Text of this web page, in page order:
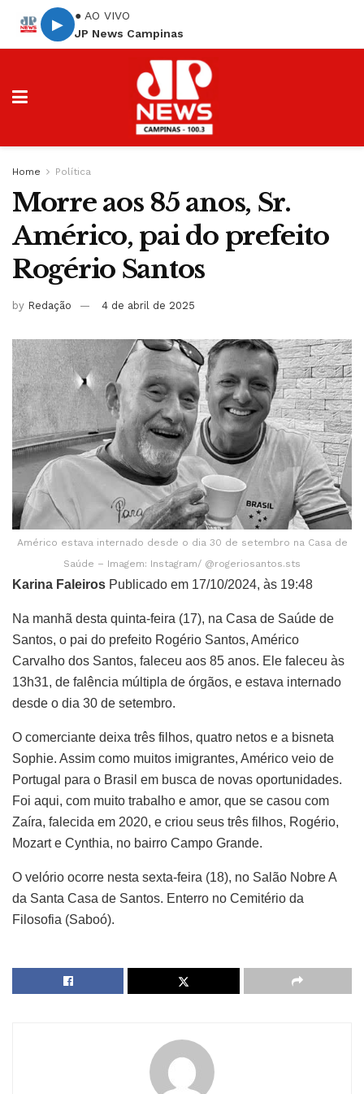
▶
● AO VIVO
JP News Campinas
Home Política
Morre aos 85 anos, Sr.
Américo, pai do prefeito
Rogério Santos
by Redação 4 de abril de 2025
Américo estava internado desde o dia 30 de setembro na Casa de
Saúde – Imagem: Instagram/ @rogeriosantos.sts
Karina Faleiros Publicado em 17/10/2024, às 19:48
Na manhã desta quinta-feira (17), na Casa de Saúde de
Santos, o pai do prefeito Rogério Santos, Américo
Carvalho dos Santos, faleceu aos 85 anos. Ele faleceu às
13h31, de falência múltipla de órgãos, e estava internado
desde o dia 30 de setembro.
O comerciante deixa três filhos, quatro netos e a bisneta
Sophie. Assim como muitos imigrantes, Américo veio de
Portugal para o Brasil em busca de novas oportunidades.
Foi aqui, com muito trabalho e amor, que se casou com
Zaíra, falecida em 2020, e criou seus três filhos, Rogério,
Mozart e Cynthia, no bairro Campo Grande.
O velório ocorre nesta sexta-feira (18), no Salão Nobre A
da Santa Casa de Santos. Enterro no Cemitério da
Filosofia (Saboó).